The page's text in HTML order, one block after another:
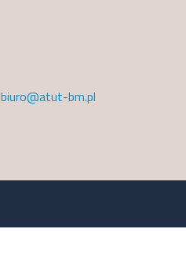
biuro@atut-bm.pl